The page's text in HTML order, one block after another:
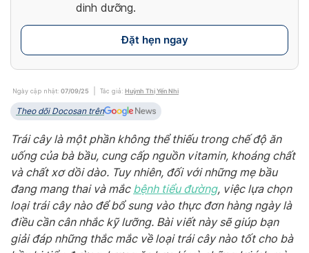
dinh dưỡng.
Đặt hẹn ngay
Ngày cập nhật: 07/09/25 Tác giả: Huỳnh Thị Yến Nhi
Theo dõi Docosan trên
Trái cây là một phần không thể thiếu trong chế độ ăn
uống của bà bầu, cung cấp nguồn vitamin, khoáng chất
và chất xơ dồi dào. Tuy nhiên, đối với những mẹ bầu
đang mang thai và mắc bệnh tiểu đường, việc lựa chọn
loại trái cây nào để bổ sung vào thực đơn hàng ngày là
điều cần cân nhắc kỹ lưỡng. Bài viết này sẽ giúp bạn
giải đáp những thắc mắc về loại trái cây nào tốt cho bà